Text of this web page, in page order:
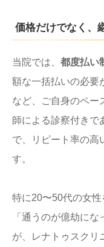
価格だけでなく、
当院では、 都度払い
額な一括払いの必要
など、ご自身のペー
師による診察付きで
で、リピート率の高
す。
特に20〜50代の女性
「通うのが億劫に
が、レナトゥスクリ